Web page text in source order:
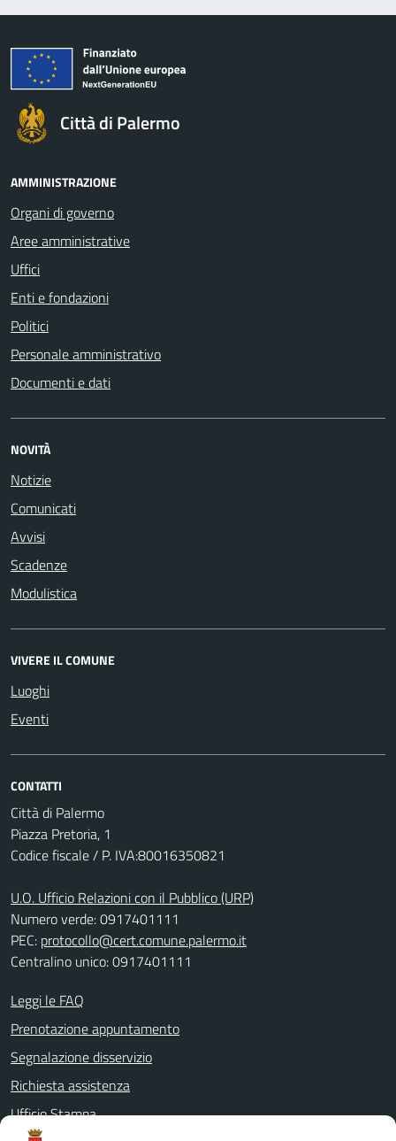
Città di Palermo
AMMINISTRAZIONE
Organi di governo
Aree amministrative
Uffici
Enti e fondazioni
Politici
Personale amministrativo
Documenti e dati
NOVITÀ
Notizie
Comunicati
Avvisi
Scadenze
Modulistica
VIVERE IL COMUNE
Luoghi
Eventi
CONTATTI
Città di Palermo
Piazza Pretoria, 1
Codice fiscale / P. IVA:80016350821
U.O. Ufficio Relazioni con il Pubblico (URP)
Numero verde: 0917401111
PEC: protocollo@cert.comune.palermo.it
Centralino unico: 0917401111
Leggi le FAQ
Prenotazione appuntamento
Segnalazione disservizio
Richiesta assistenza
Ufficio Stampa